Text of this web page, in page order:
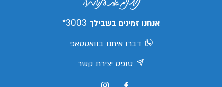
אנחנו זמינים בשבילך 3003*
דברו איתנו בוואטסאפ
טופס יצירת קשר